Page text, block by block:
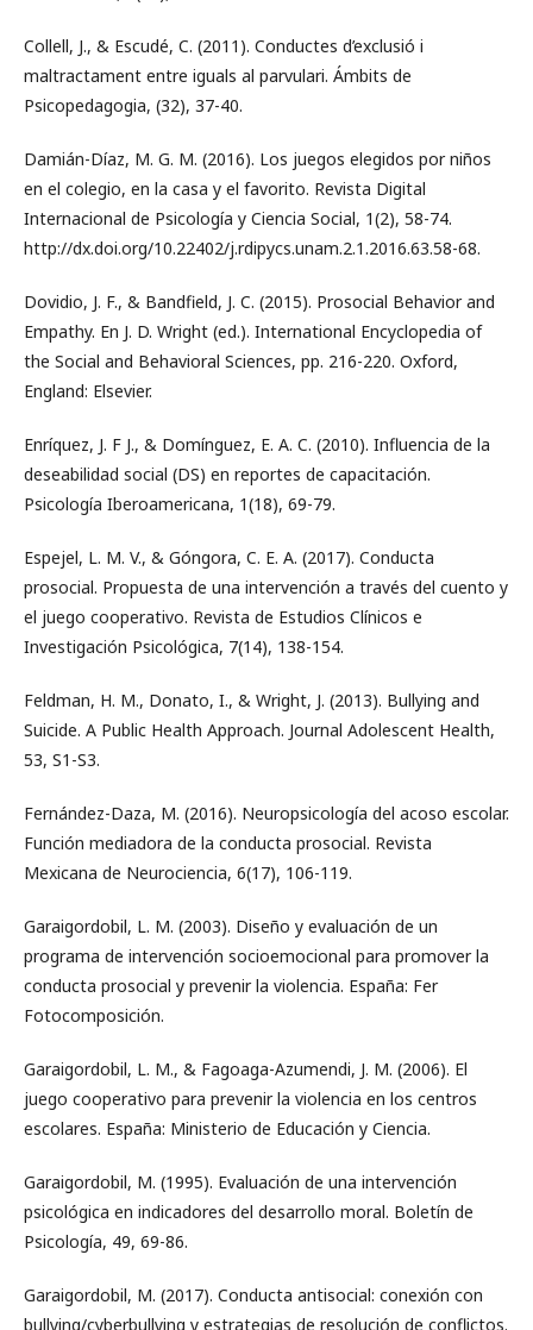
Collell, J., & Escudé, C. (2011). Conductes d’exclusió i
maltractament entre iguals al parvulari. Ámbits de
Psicopedagogia, (32), 37-40.
Damián-Díaz, M. G. M. (2016). Los juegos elegidos por niños
en el colegio, en la casa y el favorito. Revista Digital
Internacional de Psicología y Ciencia Social, 1(2), 58-74.
http://dx.doi.org/10.22402/j.rdipycs.unam.2.1.2016.63.58-68.
Dovidio, J. F., & Bandfield, J. C. (2015). Prosocial Behavior and
Empathy. En J. D. Wright (ed.). International Encyclopedia of
the Social and Behavioral Sciences, pp. 216-220. Oxford,
England: Elsevier.
Enríquez, J. F J., & Domínguez, E. A. C. (2010). Influencia de la
deseabilidad social (DS) en reportes de capacitación.
Psicología Iberoamericana, 1(18), 69-79.
Espejel, L. M. V., & Góngora, C. E. A. (2017). Conducta
prosocial. Propuesta de una intervención a través del cuento y
el juego cooperativo. Revista de Estudios Clínicos e
Investigación Psicológica, 7(14), 138-154.
Feldman, H. M., Donato, I., & Wright, J. (2013). Bullying and
Suicide. A Public Health Approach. Journal Adolescent Health,
53, S1-S3.
Fernández-Daza, M. (2016). Neuropsicología del acoso escolar.
Función mediadora de la conducta prosocial. Revista
Mexicana de Neurociencia, 6(17), 106-119.
Garaigordobil, L. M. (2003). Diseño y evaluación de un
programa de intervención socioemocional para promover la
conducta prosocial y prevenir la violencia. España: Fer
Fotocomposición.
Garaigordobil, L. M., & Fagoaga-Azumendi, J. M. (2006). El
juego cooperativo para prevenir la violencia en los centros
escolares. España: Ministerio de Educación y Ciencia.
Garaigordobil, M. (1995). Evaluación de una intervención
psicológica en indicadores del desarrollo moral. Boletín de
Psicología, 49, 69-86.
Garaigordobil, M. (2017). Conducta antisocial: conexión con
bullying/cyberbullying y estrategias de resolución de conflictos.